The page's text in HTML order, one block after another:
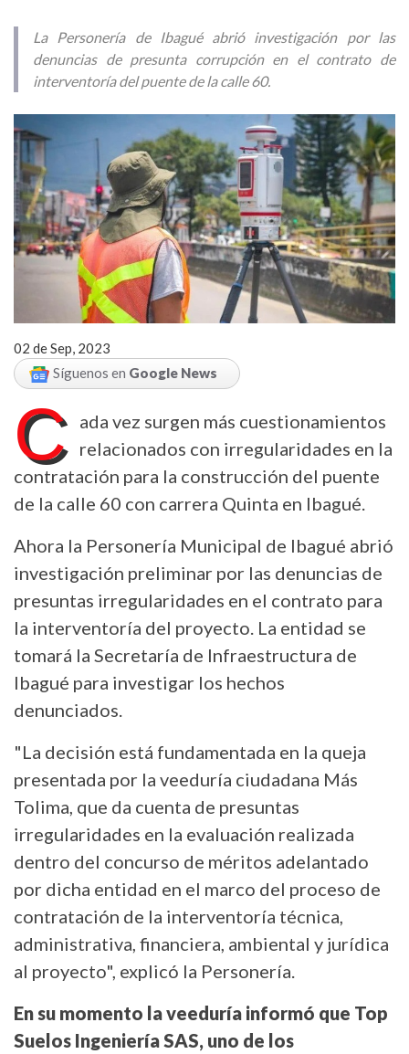
La Personería de Ibagué abrió investigación por las
denuncias de presunta corrupción en el contrato de
interventoría del puente de la calle 60.
02 de Sep, 2023
Síguenos en Google News
C
ada vez surgen más cuestionamientos
relacionados con irregularidades en la
contratación para la construcción del puente
de la calle 60 con carrera Quinta en Ibagué.
Ahora la Personería Municipal de Ibagué abrió
investigación preliminar por las denuncias de
presuntas irregularidades en el contrato para
la interventoría del proyecto. La entidad se
tomará la Secretaría de Infraestructura de
Ibagué para investigar los hechos
denunciados.
"La decisión está fundamentada en la queja
presentada por la veeduría ciudadana Más
Tolima, que da cuenta de presuntas
irregularidades en la evaluación realizada
dentro del concurso de méritos adelantado
por dicha entidad en el marco del proceso de
contratación de la interventoría técnica,
administrativa, financiera, ambiental y jurídica
al proyecto", explicó la Personería.
En su momento la veeduría informó que Top
Suelos Ingeniería SAS, uno de los